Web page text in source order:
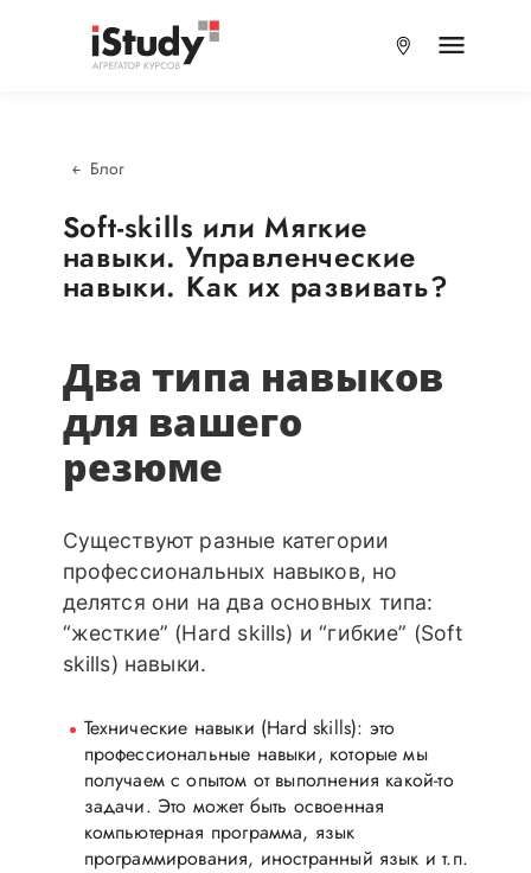
Блог
Soft-skills или Мягкие
навыки. Управленческие
навыки. Как их развивать?
Два типа навыков
для вашего
резюме
Существуют разные категории
профессиональных навыков, но
делятся они на два основных типа:
“жесткие” (Hard skills) и “гибкие” (Soft
skills) навыки.
Технические навыки (Hard skills): это
профессиональные навыки, которые мы
получаем с опытом от выполнения какой-то
задачи. Это может быть освоенная
компьютерная программа, язык
программирования, иностранный язык и т.п.